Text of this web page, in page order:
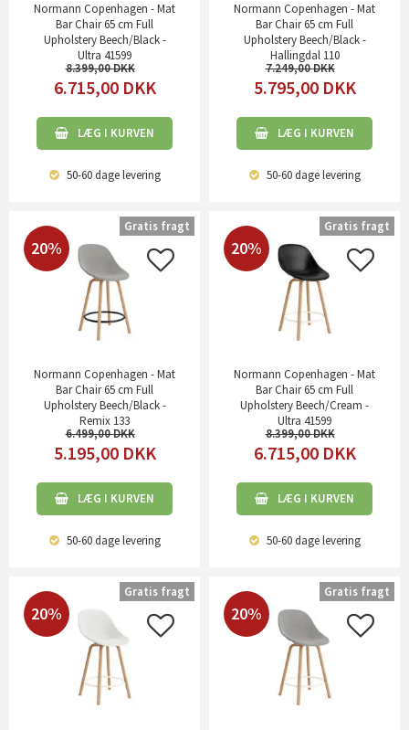
Normann Copenhagen - Mat
Bar Chair 65 cm Full
Upholstery Beech/Black -
Ultra 41599
8.399,00
6.715,00 DKK
LÆG I KURVEN
50-60 dagelevering
Normann Copenhagen - Mat
Bar Chair 65 cm Full
Upholstery Beech/Black -
Hallingdal 110
7.249,00
5.795,00 DKK
LÆG I KURVEN
50-60 dagelevering
20%
Normann Copenhagen - Mat
Bar Chair 65 cm Full
Upholstery Beech/Black -
Remix 133
6.499,00
5.195,00 DKK
LÆG I KURVEN
50-60 dagelevering
Gratis fragt
20%
Normann Copenhagen - Mat
Bar Chair 65 cm Full
Upholstery Beech/Cream -
Ultra 41599
8.399,00
6.715,00 DKK
LÆG I KURVEN
50-60 dagelevering
Gratis fragt
20%
Gratis fragt
20%
Gratis fragt